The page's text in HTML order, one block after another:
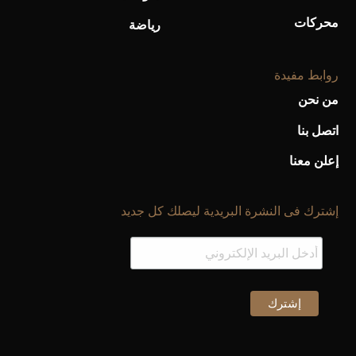
محركات رياضة
روابط مفيدة
من نحن
اتصل بنا
إعلن معنا
إشترك فى النشرة البريدية ليصلك كل جديد